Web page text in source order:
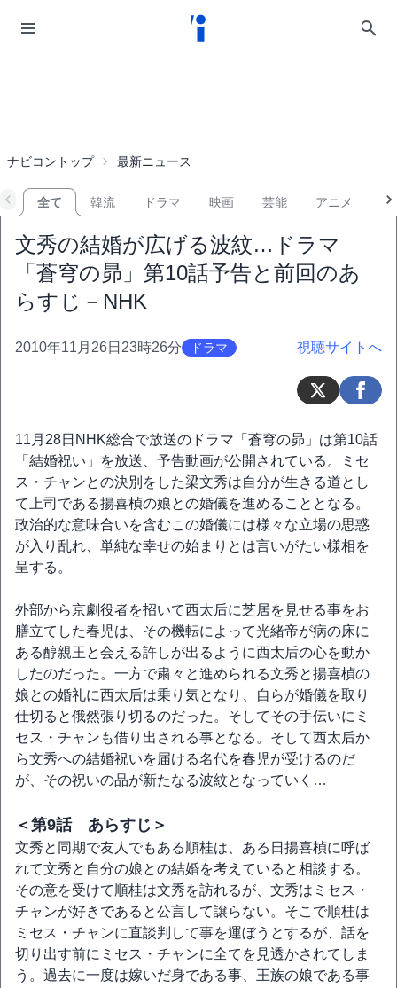
ナビコントップ 最新ニュース
全て 韓流 ドラマ 映画 芸能 アニメ
文秀の結婚が広げる波紋…ドラマ
「蒼穹の昴」第10話予告と前回のあ
らすじ－NHK
2010年11月26日23時26分 ドラマ 視聴サイトへ
11月28日NHK総合で放送のドラマ「蒼穹の昴」は第10話
「結婚祝い」を放送、予告動画が公開されている。ミセ
ス・チャンとの決別をした梁文秀は自分が生きる道とし
て上司である揚喜楨の娘との婚儀を進めることとなる。
政治的な意味合いを含むこの婚儀には様々な立場の思惑
が入り乱れ、単純な幸せの始まりとは言いがたい様相を
呈する。
外部から京劇役者を招いて西太后に芝居を見せる事をお
膳立てした春児は、その機転によって光緒帝が病の床に
ある醇親王と会える許しが出るように西太后の心を動か
したのだった。一方で粛々と進められる文秀と揚喜楨の
娘との婚礼に西太后は乗り気となり、自らが婚儀を取り
仕切ると俄然張り切るのだった。そしてその手伝いにミ
セス・チャンも借り出される事となる。そして西太后か
ら文秀への結婚祝いを届ける名代を春児が受けるのだ
が、その祝いの品が新たなる波紋となっていく…
＜第9話 あらすじ＞
文秀と同期で友人でもある順桂は、ある日揚喜楨に呼ば
れて文秀と自分の娘との結婚を考えていると相談する。
その意を受けて順桂は文秀を訪れるが、文秀はミセス・
チャンが好きであると公言して譲らない。そこで順桂は
ミセス・チャンに直談判して事を運ぼうとするが、話を
切り出す前にミセス・チャンに全てを見透かされてしま
う。過去に一度は嫁いだ身である事、王族の娘である事